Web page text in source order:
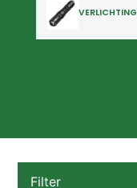
VERLICHTING
Filter